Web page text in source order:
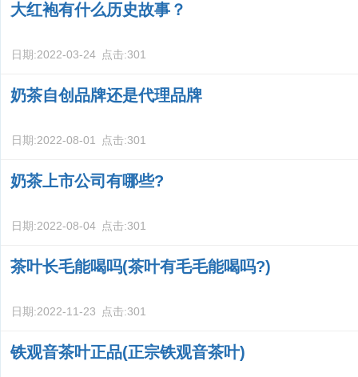
大红袍有什么历史故事？
日期:2022-03-24 点击:301
奶茶自创品牌还是代理品牌
日期:2022-08-01 点击:301
奶茶上市公司有哪些?
日期:2022-08-04 点击:301
茶叶长毛能喝吗(茶叶有毛毛能喝吗?)
日期:2022-11-23 点击:301
铁观音茶叶正品(正宗铁观音茶叶)